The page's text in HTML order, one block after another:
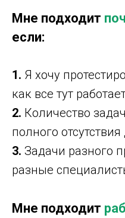
Мне подходит
если:
1. Я хочу
как все тут
2. Количество
полного
3. Задачи разного
разные
Мне подходит